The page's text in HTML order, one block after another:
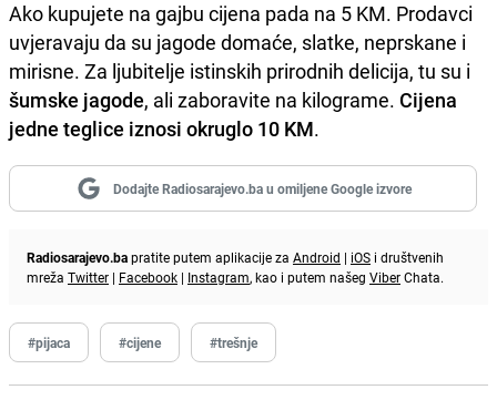
Ako kupujete na gajbu cijena pada na 5 KM. Prodavci
uvjeravaju da su jagode domaće, slatke, neprskane i
mirisne. Za ljubitelje istinskih prirodnih delicija, tu su i
šumske jagode, ali zaboravite na kilograme. Cijena
jedne teglice iznosi okruglo 10 KM.
Dodajte Radiosarajevo.ba u omiljene Google izvore
Radiosarajevo.bapratite putem aplikacije za Android | iOS i društvenih
mreža Twitter | Facebook | Instagram, kao i putem našeg ViberChata.
#pijaca #cijene #trešnje